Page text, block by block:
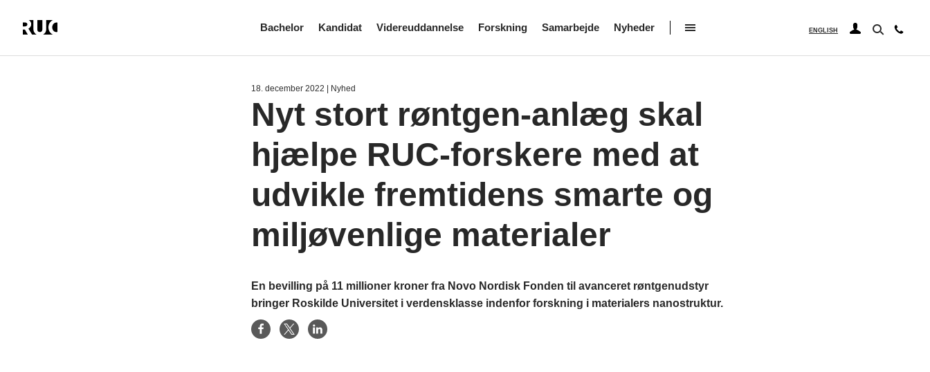
Bachelor Kandidat Videreuddannelse Forskning Samarbejde Nyheder ENGLISH
18. december 2022 | Nyhed
Nyt stort røntgen-anlæg skal
hjælpe RUC-forskere med at
udvikle fremtidens smarte og
miljøvenlige materialer
En bevilling på 11 millioner kroner fra Novo Nordisk Fonden til avanceret røntgenudstyr
bringer Roskilde Universitet i verdensklasse indenfor forskning i materialers nanostruktur.